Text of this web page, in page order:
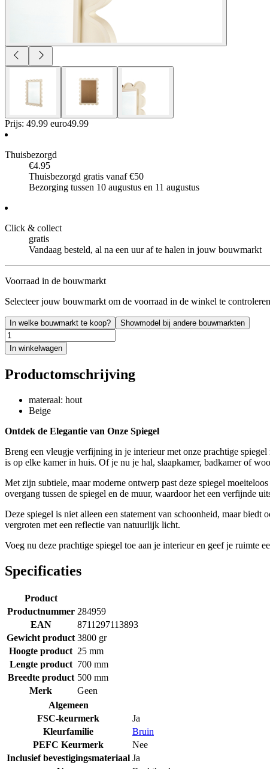
Prijs: 49.99 euro49.99
Thuisbezorgd
€4.95
Thuisbezorgd gratis vanaf €50
Bezorging tussen 10 augustus en 11 augustus
Click & collect
gratis
Vandaag besteld, al na een uur af te halen in jouw bouwmarkt
Voorraad in de bouwmarkt
Selecteer jouw bouwmarkt om de voorraad in de winkel te
In welke bouwmarkt te koop? Showmodel bij andere bouwmarkten
In winkelwagen
Productomschrijving
materaal: hout
Beige
Ontdek de Elegantie van Onze Spiegel
Breng een vleugje verfijning in je interieur met onze prachtige
is op elke kamer in huis. Of je nu je hal, slaapkamer, badkamer of
Met zijn subtiele, maar moderne ontwerp past deze spiegel
overgang tussen de spiegel en de muur, waardoor het een verfijnde
Deze spiegel is niet alleen een statement van schoonheid, maar
vergroten met een reflectie van natuurlijk licht.
Voeg nu deze prachtige spiegel toe aan je interieur en geef je ruimte
Specificaties
Product
Productnummer 284959
EAN
8711297113893
Gewicht product 3800 gr
Hoogte product 25 mm
Lengte product 700 mm
Breedte product 500 mm
Merk
Geen
Algemeen
FSC-keurmerk
Ja
Kleurfamilie
Bruin
PEFC Keurmerk
Nee
Inclusief bevestigingsmateriaal Ja